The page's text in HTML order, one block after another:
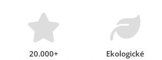
20.000+ Ekologické